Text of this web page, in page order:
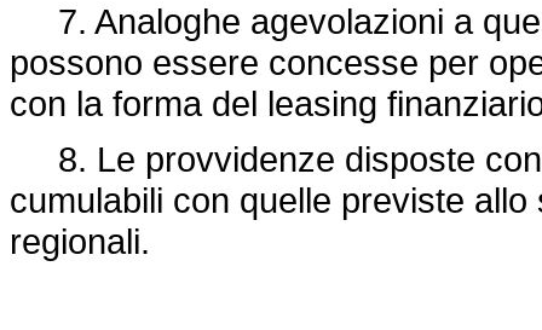
7. Analoghe agevolazioni a
possono essere concesse per
con la forma del leasing
8. Le provvidenze disposte
cumulabili con quelle previste
regionali.